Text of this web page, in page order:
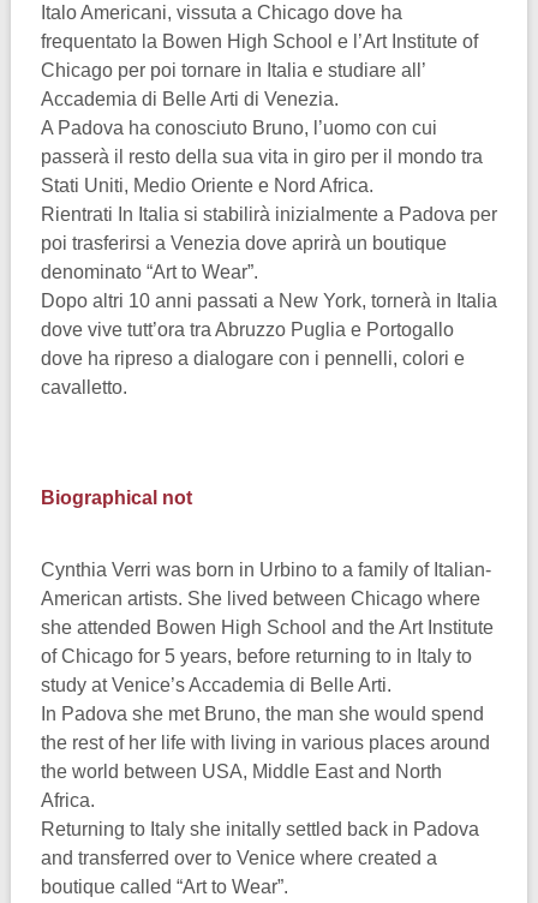
Italo Americani, vissuta a Chicago dove ha
frequentato la Bowen High School e l’Art Institute of
Chicago per poi tornare in Italia e studiare all’
Accademia di Belle Arti di Venezia.
A Padova ha conosciuto Bruno, l’uomo con cui
passerà il resto della sua vita in giro per il mondo tra
Stati Uniti, Medio Oriente e Nord Africa.
Rientrati In Italia si stabilirà inizialmente a Padova per
poi trasferirsi a Venezia dove aprirà un boutique
denominato “Art to Wear”.
Dopo altri 10 anni passati a New York, tornerà in Italia
dove vive tutt’ora tra Abruzzo Puglia e Portogallo
dove ha ripreso a dialogare con i pennelli, colori e
cavalletto.
Biographical not
Cynthia Verri was born in Urbino to a family of Italian-
American artists. She lived between Chicago where
she attended Bowen High School and the Art Institute
of Chicago for 5 years, before returning to in Italy to
study at Venice’s Accademia di Belle Arti.
In Padova she met Bruno, the man she would spend
the rest of her life with living in various places around
the world between USA, Middle East and North
Africa.
Returning to Italy she initally settled back in Padova
and transferred over to Venice where created a
boutique called “Art to Wear”.